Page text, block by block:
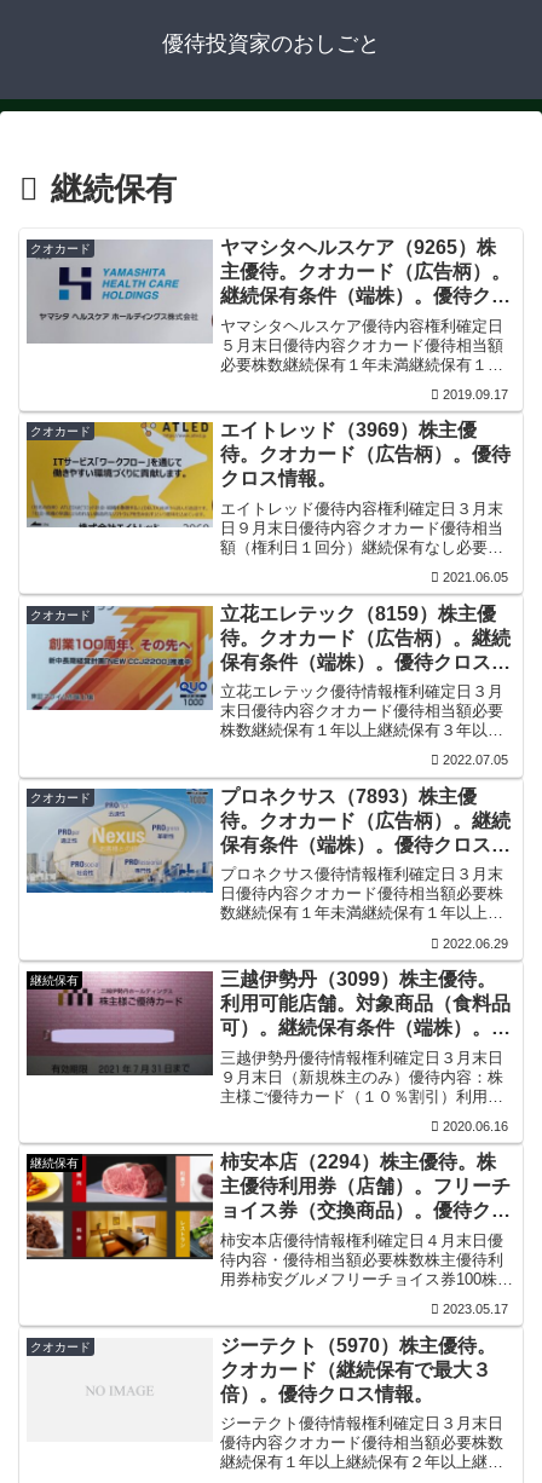
優待投資家のおしごと
継続保有
クオカード
ヤマシタヘルスケア（9265）株
主優待。クオカード（広告柄）。
継続保有条件（端株）。優待クロ
ス情報。
ヤマシタヘルスケア優待内容権利確定日
５月末日優待内容クオカード優待相当額
必要株数継続保有１年未満継続保有１年
1000円分1500円分1000株以上1000円分
2000円分3000円分2000株以上1...
2019.09.17
クオカード
エイトレッド（3969）株主優
待。クオカード（広告柄）。優待
クロス情報。
エイトレッド優待内容権利確定日３月末
日９月末日優待内容クオカード優待相当
額（権利日１回分）継続保有なし必要株
上2000円分1500株以上3000円分3000株以
上4000円分継続保有２年以上（３...
2021.06.05
クオカード
立花エレテック（8159）株主優
待。クオカード（広告柄）。継続
保有条件（端株）。優待クロス情
報。
立花エレテック優待情報権利確定日３月
末日優待内容クオカード優待相当額必要
株数継続保有１年以上継続保有３年以上
3000円分5000円分継続保有条件公式優待
基準日の株主名簿を含む、過去の３月
3...
2022.07.05
クオカード
プロネクサス（7893）株主優
待。クオカード（広告柄）。継続
保有条件（端株）。優待クロス情
報。
プロネクサス優待情報権利確定日３月末
日優待内容クオカード優待相当額必要株
数継続保有１年未満継続保有１年以上継
有10年以上100株以上500円1000円1500円
2000円3000円1000株以上1000円...
2022.06.29
継続保有
三越伊勢丹（3099）株主優待。
利用可能店舗。対象商品（食料品
可）。継続保有条件（端株）。優
待クロス情報。
三越伊勢丹優待情報権利確定日３月末日
９月末日（新規株主のみ）優待内容：株
主様ご優待カード（１０％割引）利用限
２年以上100株以上３０万円３０万円300
株以上４０万円８０万円500株以上５０万
円１００万円1...
2020.06.16
継続保有
柿安本店（2294）株主優待。株
主優待利用券（店舗）。フリーチ
ョイス券（交換商品）。優待クロ
ス情報。
柿安本店優待情報権利確定日４月末日優
待内容・優待相当額必要株数株主優待利
用券柿安グルメフリーチョイス券100株以
500株以上5000円相当ー800株以上8000円
相当ー1000株以上ー10000...
2023.05.17
クオカード
ジーテクト（5970）株主優待。
クオカード（継続保有で最大３
倍）。優待クロス情報。
ジーテクト優待情報権利確定日３月末日
優待内容クオカード優待相当額必要株数
継続保有１年以上継続保有２年以上継続